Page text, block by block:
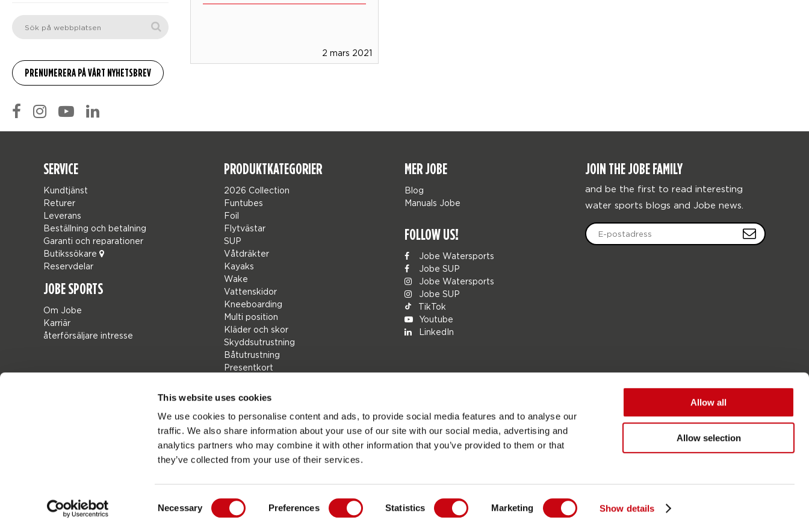
This website uses cookies
We use cookies to personalise content and ads, to provide social media features and to analyse our
traffic. We also share information about your use of our site with our social media, advertising and
analytics partners who may combine it with other information that you’ve provided to them or that
they’ve collected from your use of their services.
Selection
Necessary Preferences Statistics Marketing Show details
Allow all
Allow selection
2 mars 2021
SERVICE
Kundtjänst
Returer
Leverans
Beställning och betalning
Garanti och reparationer
Butikssökare
Reservdelar
JOBE SPORTS
Om Jobe
Karriär
återförsäljare intresse
PRODUKTKATEGORIER
2026 Collection
Funtubes
Foil
Flytvästar
SUP
Våtdräkter
Kayaks
Wake
Vattenskidor
Kneeboarding
Multi position
Kläder och skor
Skyddsutrustning
Båtutrustning
Presentkort
Collaborations
Sale
Mix & Match
Reservdelar
MER JOBE
Blog
Manuals Jobe
FOLLOW US!
Jobe Watersports
Jobe SUP
Jobe Watersports
Jobe SUP
TikTok
Youtube
LinkedIn
JOIN THE JOBE FAMILY
and be the first to read interesting
water sports blogs and Jobe news.
Sweden Jobesports.com - den officiella webbplatsen
Tillgänglighet